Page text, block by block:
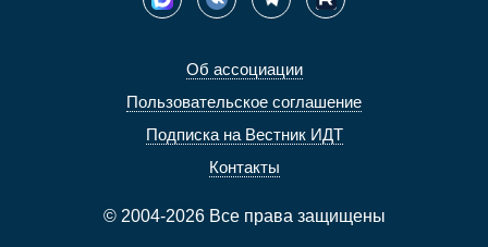
Об ассоциации
Пользовательское соглашение
Подписка на Вестник ИДТ
Контакты
© 2004-2026 Все права защищены